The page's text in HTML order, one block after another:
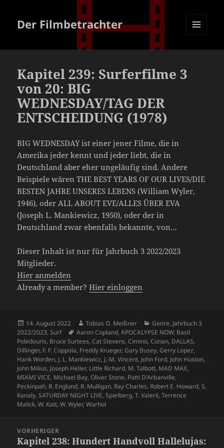
Der Filmbetrachter
Kapitel 239: Surferfilme 3
von 20: BIG
WEDNESDAY/TAG DER
ENTSCHEIDUNG (1978)
BIG WEDNESDAY ist einer jener Filme, die in
Amerika jeder kennt und jeder liebt, die in
Deutschland aber eher ungeläufig sind. Andere
Beispiele wären THE BEST YEARS OF OUR LIVES/DIE
BESTEN JAHRE UNSERES LEBENS (William Wyler,
1946), oder ALL ABOUT EVE/ALLES ÜBER EVA
(Joseph L. Mankiewicz, 1950), oder der in
Deutschland zwar ebenfalls bekannte, von…
Dieser Inhalt ist nur für Jahrbuch 3 2022/2023
Mitglieder.
Hier anmelden
Already a member?Hier einloggen
Veröffentlicht
am
14. August 2022 Autor
Tobias O. Meißner Kategorien
Genre, Jahrbuch 3
2022/2023,Surf Schlagwörter
Aaron Copland,APOCALYPSE NOW, Basil
Poledouris, Bruce Surtees,Cat Stevens,Cimino,Conan, DALLAS,
Dillinger, F. F. Coppola, Freddy Krueger,Gary Busey,Gerry Lopez,
Hank Worden, J. L. Mankiewicz, J.-M. Vincent, John Ford, John Huston,
John Milius, Joseph Heller, Little Richard, M. Talbott, MAD MAX,
MIAMI VICE, Michael Bay,Oliver Stone, Patti D'Arbanville,
Peckinpah, R. Englund, R. Mulligan, Ray Charles, Robert E. Howard,S.
Kanaly,SATURDAY NIGHT LIVE,Spielberg,T. Valerii,Terrence
Malick,W. Katt,W. Wyler,Warhol
VORHERIGER
Vorheriger
Kapitel 238: Hundert Handvoll Hallelujas: